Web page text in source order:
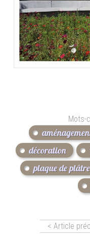
Mots-
décoration
plaque de plâtre
< Article